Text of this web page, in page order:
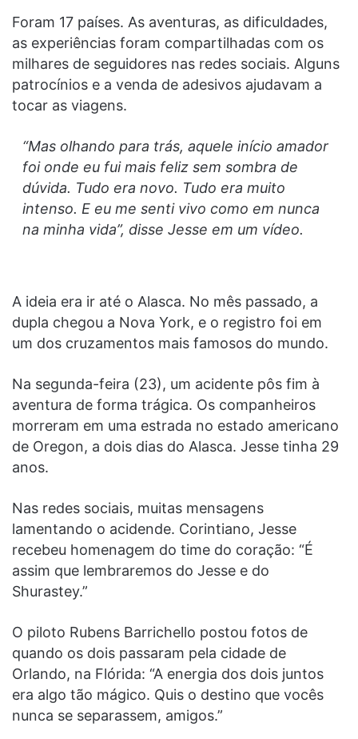
Foram 17 países. As aventuras, as dificuldades,
as experiências foram compartilhadas com os
milhares de seguidores nas redes sociais. Alguns
patrocínios e a venda de adesivos ajudavam a
tocar as viagens.
“Mas olhando para trás, aquele início amador
foi onde eu fui mais feliz sem sombra de
dúvida. Tudo era novo. Tudo era muito
intenso. E eu me senti vivo como em nunca
na minha vida”, disse Jesse em um vídeo.
A ideia era ir até o Alasca. No mês passado, a
dupla chegou a Nova York, e o registro foi em
um dos cruzamentos mais famosos do mundo.
Na segunda-feira (23), um acidente pôs fim à
aventura de forma trágica. Os companheiros
morreram em uma estrada no estado americano
de Oregon, a dois dias do Alasca. Jesse tinha 29
anos.
Nas redes sociais, muitas mensagens
lamentando o acidende. Corintiano, Jesse
recebeu homenagem do time do coração: “É
assim que lembraremos do Jesse e do
Shurastey.”
O piloto Rubens Barrichello postou fotos de
quando os dois passaram pela cidade de
Orlando, na Flórida: “A energia dos dois juntos
era algo tão mágico. Quis o destino que vocês
nunca se separassem, amigos.”